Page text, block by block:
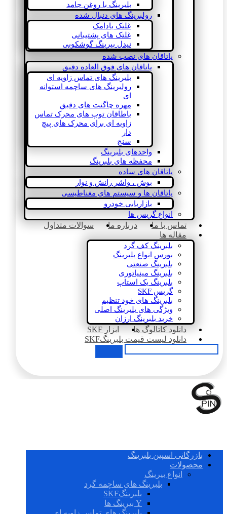
بلبرینگ با روغن جامد
رولبرینگ های دنبال شده
غلتک بادامک
غلتک های پشتیبانی
نیدل بیرینگ گوشکوبی
یاتاقان های نصب شده
یاتاقان های فوق العاده دقیق
بلبرینگ های تماس زاویه ای
رولبرینگ های ساچمه استوانه
ای
مهره چاگنت های دقیق
یاطاقان توپ های محرک تماس
زاویه ای برای محرک های پیچ
دار
سنج
واحدهای بلبرینگ
محفظه های بلبرینگ
یاتاقان های ساده
بوش ، واشر رانش و نوار
یاتاقان ها و سیستم های مغناطیسی
بازاریابی خودرو
انواع گریس ها
تماس با ما درباره ما
سوالات متداول
مقاله ها
بلبرینگ کف گرد
بورس انواع بلبرینگ
بلبرینگ صنعتی
بلبرینگ مینیاتوری
بلبرینگ بک استاپ
گریس SKF
بلبرینگ های خود تنظیم
ویژگی های بلبرینگ اصلی
خرید بلبرینگ ارزان
دانلود کاتالوگ ها
ابزار SKF
دانلود لیست قیمت بلبرینگSKF
بازرگانی اسپین بلبرینگ
محصولات
انواع بیرینگ
بلبرینگ های ساچمه گرد
بلبرینگSKF
Y بیرینگ ها